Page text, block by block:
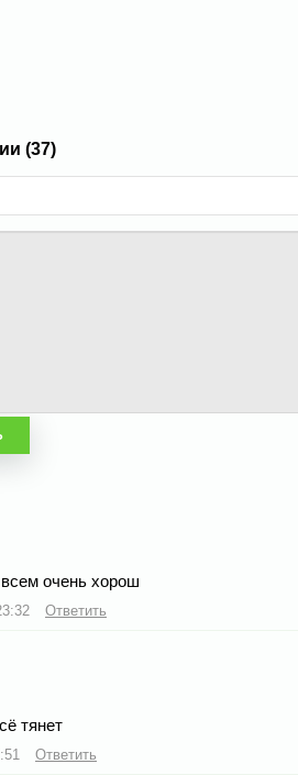
(37)
очень хорош
Ответить
тянет
Ответить